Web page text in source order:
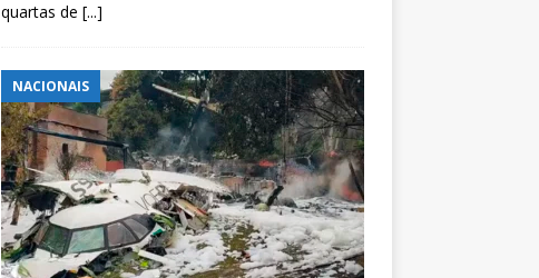
quartas de [...]
NACIONAIS